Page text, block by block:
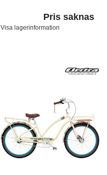
Pris saknas
Visa lagerinformation